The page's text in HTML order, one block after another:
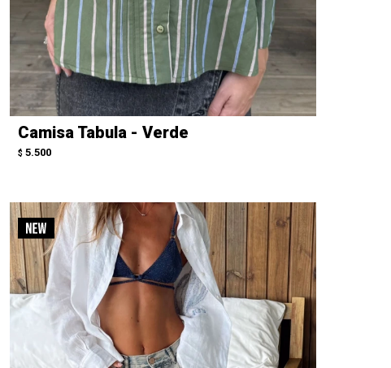
Camisa Tabula - Verde
$ 5.500